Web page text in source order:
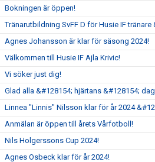
Bokningen är öppen!
Tränarutbildning SvFF D för Husie IF tränare
Agnes Johansson är klar för säsong 2024!
Välkommen till Husie IF Ajla Krivic!
Vi söker just dig!
Glad alla &#128154; hjärtans &#128154;
Linnea "Linnis" Nilsson klar för år 2024
Anmälan är öppen till årets Vårfotboll!
Nils Holgerssons Cup 2024!
Agnes Osbeck klar för år 2024!